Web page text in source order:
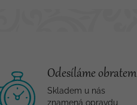
Odesíláme obratem
Skladem u nás
znamená opravdu